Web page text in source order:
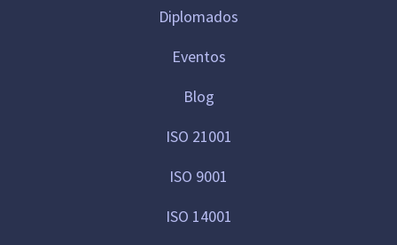
Diplomados
Eventos
Blog
ISO 21001
ISO 9001
ISO 14001